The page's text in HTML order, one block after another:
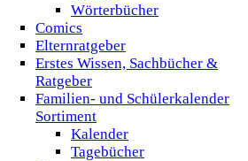
Wörterbücher
Comics
Elternratgeber
Erstes Wissen, Sachbücher &
Ratgeber
Familien- und Schülerkalender
Sortiment
Kalender
Tagebücher